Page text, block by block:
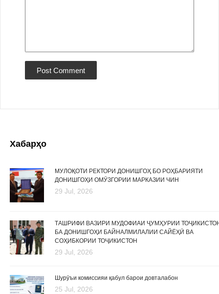
Хабарҳо
МУЛОҚОТИ РЕКТОРИ ДОНИШГОҲ БО РОҲБАРИЯТИ
ДОНИШГОҲИ ОМӮЗГОРИИ МАРКАЗИИ ЧИН
29 Jul, 2026
ТАШРИФИ ВАЗИРИ МУДОФИАИ ҶУМҲУРИИ
БА ДОНИШГОҲИ БАЙНАЛМИЛАЛИИ САЙЁҲӢ ВА
СОҲИБКОРИИ ТОҶИКИСТОН
29 Jul, 2026
Шурӯъи комиссияи қабул барои довталабон
25 Jul, 2026